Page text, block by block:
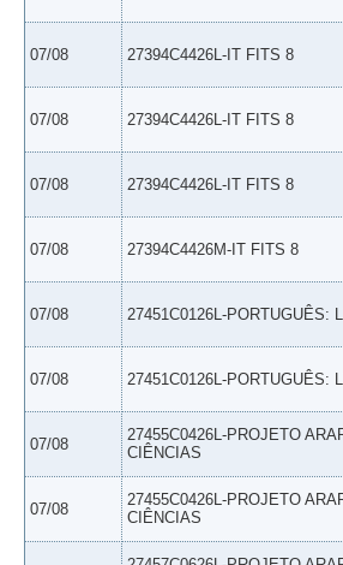
07/08 27394C4426L-IT FITS 8
07/08 27394C4426L-IT FITS 8
07/08 27394C4426L-IT FITS 8
07/08 27394C4426M-IT FITS 8
07/08 27451C0126L-PORTUGUÊS:
07/08 27451C0126L-PORTUGUÊS:
07/08
27455C0426L-PROJETO
CIÊNCIAS
07/08
27455C0426L-PROJETO
CIÊNCIAS